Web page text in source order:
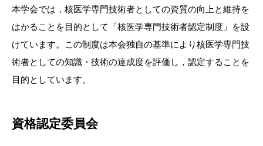
本学会では，核医学専門技術者としての資質の向上と維持を
はかることを目的として「核医学専門技術者認定制度」を設
けています。この制度は本会独自の基準により核医学専門技
術者としての知識・技術の達成度を評価し，認定することを
目的としています。
資格認定委員会